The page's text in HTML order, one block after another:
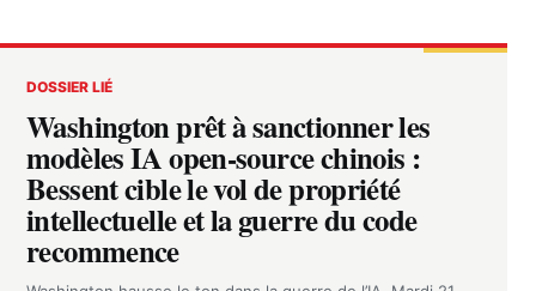
DOSSIER LIÉ
Washington prêt à sanctionner les
modèles IA open-source chinois :
Bessent cible le vol de propriété
intellectuelle et la guerre du code
recommence